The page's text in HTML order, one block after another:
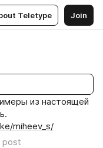
Teletype Join
из настоящей
miheev_s/
post